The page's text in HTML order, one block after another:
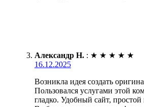
Александр Н. : ★ ★ ★ ★ ★
16.12.2025
Возникла идея создать
Пользовался услугами этой
гладко. Удобный сайт, простой